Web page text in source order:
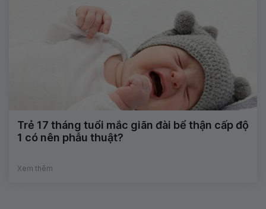
Trẻ 17 tháng tuổi mắc giãn đài bể thận cấp độ
1 có nên phẫu thuật?
Xem thêm